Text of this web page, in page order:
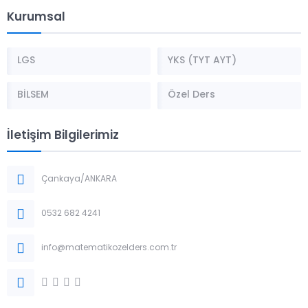
Kurumsal
LGS YKS (TYT AYT)
BİLSEM Özel Ders
İletişim Bilgilerimiz
Çankaya/ANKARA
0532 682 4241
info@matematikozelders.com.tr